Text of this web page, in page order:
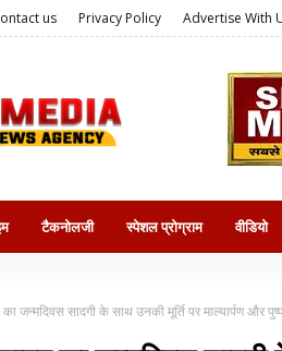
us Privacy Policy Advertise With
टैकनोलजी स्पेशल प्रोग्राम वीडियो
जन्मदिवस सादगी के साथ उनकी मूर्ति पर माल्यार्पण और